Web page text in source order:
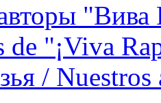
"Вива
de "¡Viva
/ Nuestros